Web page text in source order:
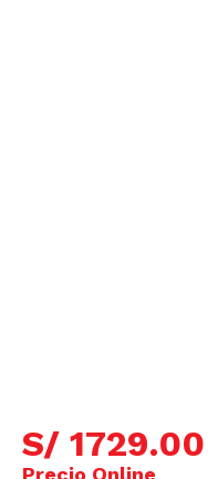
S/ 1729.00